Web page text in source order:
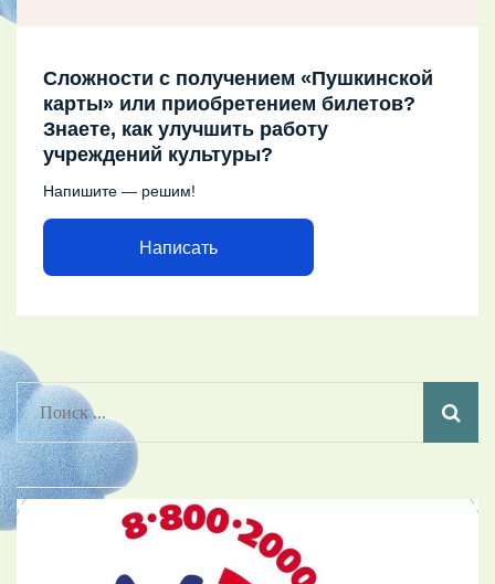
Сложности с получением «Пушкинской
карты» или приобретением билетов?
Знаете, как улучшить работу
учреждений культуры?
Напишите — решим!
Написать